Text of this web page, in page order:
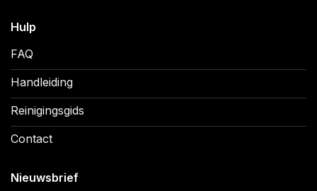
Hulp
FAQ
Handleiding
Reinigingsgids
Contact
Nieuwsbrief